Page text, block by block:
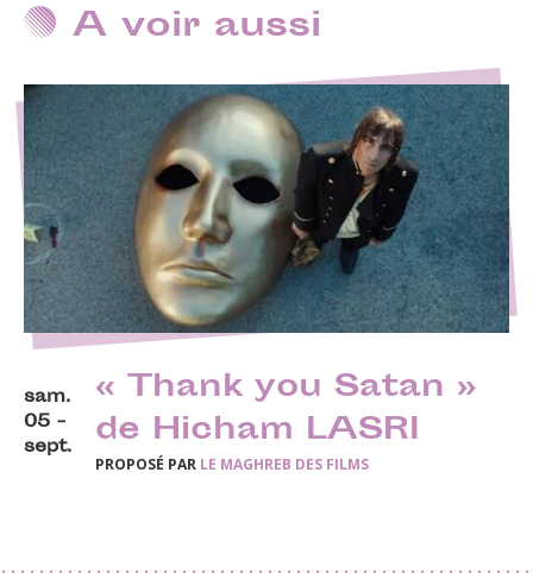
A voir aussi
sam.
05 -
sept.
« Thank you Satan »
de Hicham LASRI
PROPOSÉ PAR LE MAGHREB DES FILMS